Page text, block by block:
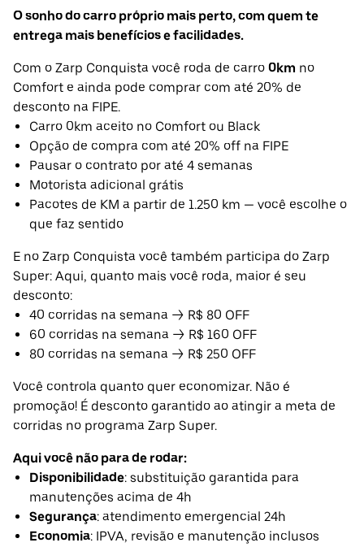
O sonho do carro próprio mais perto, com quem te
entrega mais benefícios e facilidades.
Com o Zarp Conquista você roda de carro 0km no
Comfort e ainda pode comprar com até 20% de
desconto na FIPE.
Carro 0km aceito no Comfort ou Black
Opção de compra com até 20% off na FIPE
Pausar o contrato por até 4 semanas
Motorista adicional grátis
Pacotes de KM a partir de 1.250 km — você escolhe o
que faz sentido
E no Zarp Conquista você também participa do Zarp
Super: Aqui, quanto mais você roda, maior é seu
desconto:
40 corridas na semana → R$ 80 OFF
60 corridas na semana → R$ 160 OFF
80 corridas na semana → R$ 250 OFF
Você controla quanto quer economizar. Não é
promoção! É desconto garantido ao atingir a meta de
corridas no programa Zarp Super.
Aqui você não para de rodar:
Disponibilidade: substituição garantida para
manutenções acima de 4h
Segurança: atendimento emergencial 24h
Economia: IPVA, revisão e manutenção inclusos